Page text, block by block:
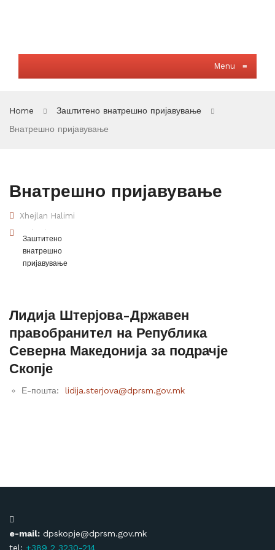
Menu ≡
Home
Заштитено внатрешно пријавување
Внатрешно пријавување
Внатрешно пријавување
Xhejlan Halimi
06/07/2023
Заштитено
внатрешно
пријавување
Лидија Штерјова-Државен
правобранител на Република
Северна Македонија за подрачје
Скопје
Е-пошта: lidija.sterjova@dprsm.gov.mk
e-mail: dpskopje@dprsm.gov.mk
tel: +389 2 3230-214